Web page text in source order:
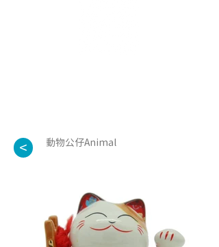
< 動物公仔Animal